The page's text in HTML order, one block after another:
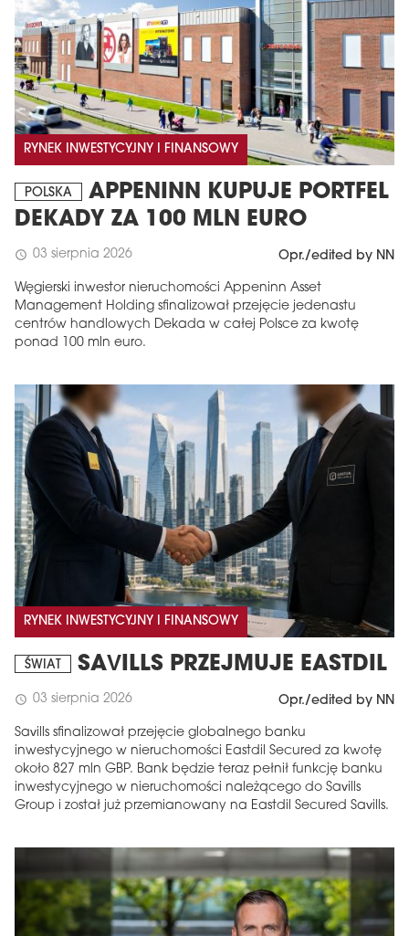
RYNEK INWESTYCYJNY I FINANSOWY
POLSKA
APPENINN KUPUJE PORTFEL
DEKADY ZA 100 MLN EURO
schedule 03 sierpnia 2026 Opr./edited by NN
Węgierski inwestor nieruchomości Appeninn Asset
Management Holding sfinalizował przejęcie jedenastu
centrów handlowych Dekada w całej Polsce za kwotę
ponad 100 mln euro.
RYNEK INWESTYCYJNY I FINANSOWY
ŚWIAT SAVILLS PRZEJMUJE EASTDIL
schedule 03 sierpnia 2026 Opr./edited by NN
Savills sfinalizował przejęcie globalnego banku
inwestycyjnego w nieruchomości Eastdil Secured za kwotę
około 827 mln GBP. Bank będzie teraz pełnił funkcję banku
inwestycyjnego w nieruchomości należącego do Savills
Group i został już przemianowany na Eastdil Secured Savills.